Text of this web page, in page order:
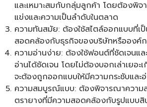
และเหมาะสมกับกลุ่มลูกค้า โดยต้องพิ
แข่งและความเป็นลำดับในตลาด
ความทันสมัย: ต้องใช้สไตล์ออกแบบที่เ
สอดคล้องกับธุรกิจของบริษัทหรือองค์
ความอ่านง่าย: ต้องใช้ฟอนต์ที่ชัดเจนแ
อ่านได้ชัดเจน โดยไม่ต้องบอกเล่าเยอะ
จะต้องถูกออกแบบให้มีความกระชับและ
ความสมบูรณ์แบบ: ต้องพิจารณาควา
ตรายางที่มีความสอดคล้องกับรูปแบบสิ